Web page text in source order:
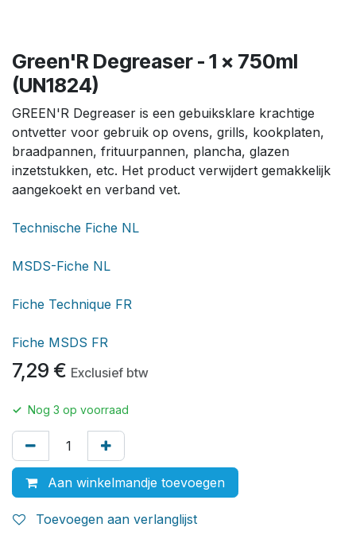
Green'R Degreaser - 1 x 750ml
(UN1824)
GREEN'R Degreaser is een gebuiksklare krachtige
ontvetter voor gebruik op ovens, grills, kookplaten,
braadpannen, frituurpannen, plancha, glazen
inzetstukken, etc. Het product verwijdert gemakkelijk
aangekoekt en verband vet.
Technische Fiche NL
MSDS-Fiche NL
Fiche Technique FR
Fiche MSDS FR
7,29 € Exclusief btw
✓ Nog 3 op voorraad
Aan winkelmandje toevoegen
Toevoegen aan verlanglijst